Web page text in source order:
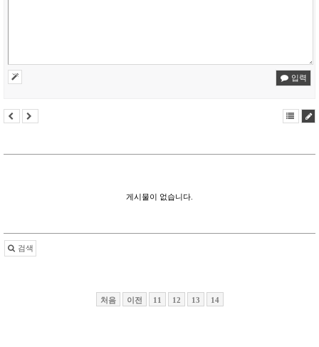
입력
게시물이 없습니다.
검색
처음 이전 11 12 13 14